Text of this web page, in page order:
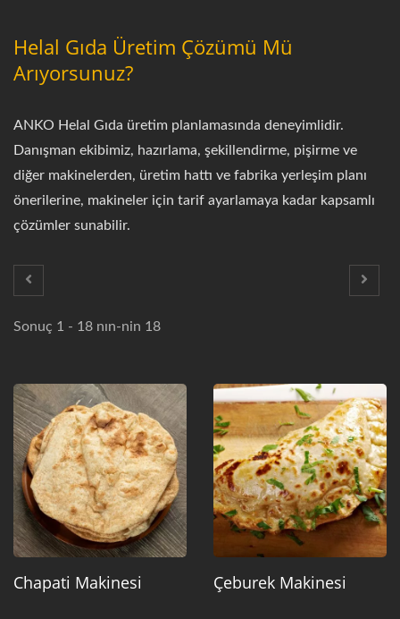
Helal Gıda Üretim Çözümü Mü
Arıyorsunuz?
ANKO Helal Gıda üretim planlamasında deneyimlidir.
Danışman ekibimiz, hazırlama, şekillendirme, pişirme ve
diğer makinelerden, üretim hattı ve fabrika yerleşim planı
önerilerine, makineler için tarif ayarlamaya kadar kapsamlı
çözümler sunabilir.
Sonuç 1 - 18 nın-nin 18
Chapati Makinesi Çeburek Makinesi